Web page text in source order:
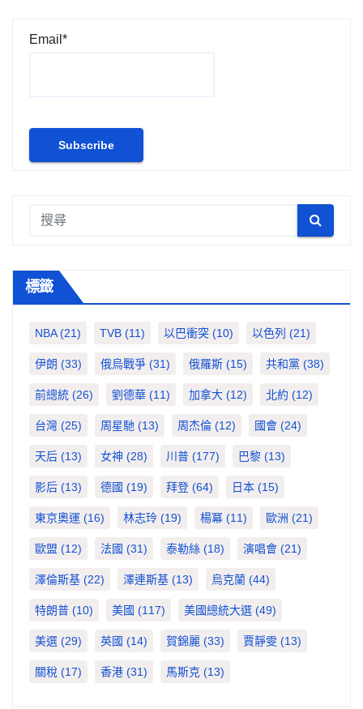
Email*
標籤
NBA(21) TVB (11) 以巴衝突 (10) 以色列 (21)
伊朗 (33) 俄烏戰爭 (31) 俄羅斯 (15) 共和黨 (38)
前總統 (26) 劉德華 (11) 加拿大 (12) 北約 (12)
台灣 (25) 周星馳 (13) 周杰倫 (12) 國會 (24)
天后 (13) 女神 (28) 川普 (177) 巴黎 (13)
影后 (13) 德國 (19) 拜登 (64) 日本 (15)
東京奧運 (16) 林志玲 (19) 楊冪 (11) 歐洲 (21)
歐盟 (12) 法國 (31) 泰勒絲 (18) 演唱會 (21)
澤倫斯基 (22) 澤連斯基 (13) 烏克蘭 (44)
特朗普 (10) 美國 (117) 美國總統大選 (49)
美選 (29) 英國 (14) 賀錦麗 (33) 賈靜雯 (13)
關稅 (17) 香港 (31) 馬斯克 (13)